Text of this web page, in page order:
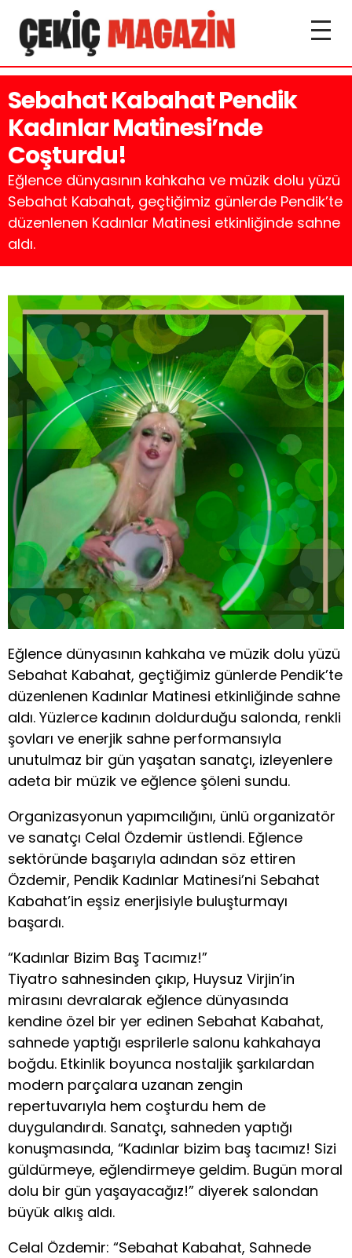
Sebahat Kabahat Pendik
Kadınlar Matinesi’nde
Coşturdu!
Eğlence dünyasının kahkaha ve müzik dolu yüzü
Sebahat Kabahat, geçtiğimiz günlerde Pendik’te
düzenlenen Kadınlar Matinesi etkinliğinde sahne
aldı.
Eğlence dünyasının kahkaha ve müzik dolu yüzü
Sebahat Kabahat, geçtiğimiz günlerde Pendik’te
düzenlenen Kadınlar Matinesi etkinliğinde sahne
aldı. Yüzlerce kadının doldurduğu salonda, renkli
şovları ve enerjik sahne performansıyla
unutulmaz bir gün yaşatan sanatçı, izleyenlere
adeta bir müzik ve eğlence şöleni sundu.
Organizasyonun yapımcılığını, ünlü organizatör
ve sanatçı Celal Özdemir üstlendi. Eğlence
sektöründe başarıyla adından söz ettiren
Özdemir, Pendik Kadınlar Matinesi’ni Sebahat
Kabahat’in eşsiz enerjisiyle buluşturmayı
başardı.
“Kadınlar Bizim Baş Tacımız!”
Tiyatro sahnesinden çıkıp, Huysuz Virjin’in
mirasını devralarak eğlence dünyasında
kendine özel bir yer edinen Sebahat Kabahat,
sahnede yaptığı esprilerle salonu kahkahaya
boğdu. Etkinlik boyunca nostaljik şarkılardan
modern parçalara uzanan zengin
repertuvarıyla hem coşturdu hem de
duygulandırdı. Sanatçı, sahneden yaptığı
konuşmasında, “Kadınlar bizim baş tacımız! Sizi
güldürmeye, eğlendirmeye geldim. Bugün moral
dolu bir gün yaşayacağız!” diyerek salondan
büyük alkış aldı.
Celal Özdemir: “Sebahat Kabahat, Sahnede